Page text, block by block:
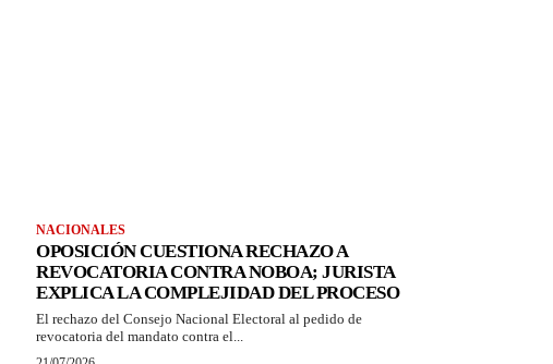
NACIONALES
OPOSICIÓN CUESTIONA RECHAZO A
REVOCATORIA CONTRA NOBOA; JURISTA
EXPLICA LA COMPLEJIDAD DEL PROCESO
El rechazo del Consejo Nacional Electoral al pedido de
revocatoria del mandato contra el...